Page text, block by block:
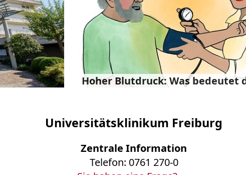
Hoher Blutdruck: Was bedeutet
Universitätsklinikum Freiburg
Zentrale Information
Telefon: 0761 270-0